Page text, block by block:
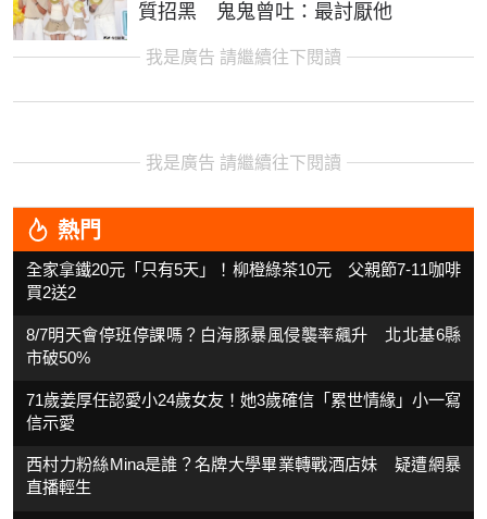
質招黑 鬼鬼曾吐：最討厭他
我是廣告 請繼續往下閱讀
我是廣告 請繼續往下閱讀
熱門
全家拿鐵20元「只有5天」！柳橙綠茶10元 父親節7-11咖啡
買2送2
8/7明天會停班停課嗎？白海豚暴風侵襲率飆升 北北基6縣
市破50%
71歲姜厚任認愛小24歲女友！她3歲確信「累世情緣」小一寫
信示愛
西村力粉絲Mina是誰？名牌大學畢業轉戰酒店妹 疑遭網暴
直播輕生